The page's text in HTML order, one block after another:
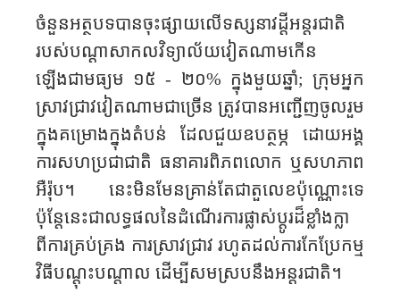
ចំនួនអត្ថបទ​បាន​ចុះ​ផ្សាយ​លើ​ទស្សនាវដ្តីអន្តរជាតិ
របស់​បណ្ដាសាកលវិទ្យាល័យវៀតណាមកើន
ឡើងជាមធ្យម ១៥- ២០% ក្នុងមួយឆ្នាំ;ក្រុមអ្នក
ស្រាវជ្រាវវៀតណាមជាច្រើន ត្រូវបានអញ្ជើញចូលរួម
ក្នុងគម្រោងក្នុងតំបន់ ដែលជួយ​ឧបត្ថម្ភ ដោយអង្គ
ការសហប្រជាជាតិ ធនាគារពិភពលោក ឬសហភាព
អឺរ៉ុប។ នេះមិនមែនគ្រាន់តែជាតួលេខប៉ុណ្ណោះទេ
ប៉ុន្តែនេះជាលទ្ធផលនៃដំណើរការផ្លាស់ប្តូរដ៏ខ្លាំង​ក្លា
ពីការគ្រប់គ្រង ការស្រាវជ្រាវ រហូតដល់ការកែប្រែកម្ម
វិធីបណ្តុះបណ្តាល ដើម្បី​សមស្របនឹង​អន្តរជាតិ។